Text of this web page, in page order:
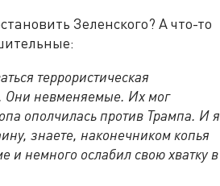
Зеленского? А что-то
террористическая
Они невменяемые. Их мог
ополчилась против Трампа. И я
знаете, наконечником копья
и немного ослабил свою хватку в